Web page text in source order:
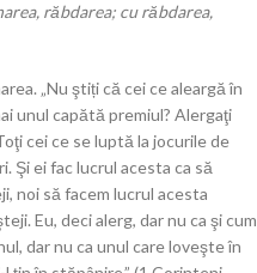
răbdarea; cu răbdarea,
„Nu ştiți că cei ce aleargă în
unul capătă premiul? Alergaţi
cei ce se luptă la jocurile de
Şi ei fac lucrul acesta ca să
noi să facem lucrul acesta
Eu, deci alerg, dar nu ca şi cum
dar nu ca unul care loveşte în